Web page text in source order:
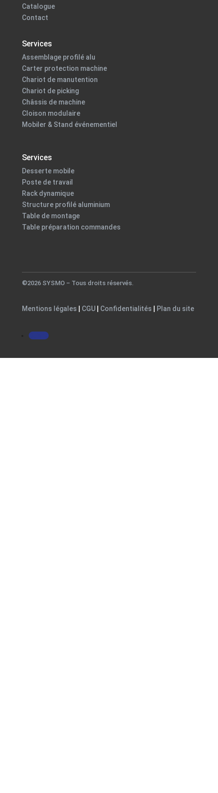
Catalogue
Contact
Services
Assemblage profilé alu
Carter protection machine
Chariot de manutention
Chariot de picking
Châssis de machine
Cloison modulaire
Mobiler & Stand événementiel
Services
Desserte mobile
Poste de travail
Rack dynamique
Structure profilé aluminium
Table de montage
Table préparation commandes
©2026 SYSMO – Tous droits réservés.
Mentions légales CGU Confidentialités Plan du site
Suivre